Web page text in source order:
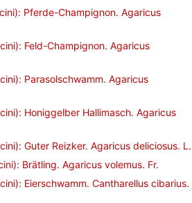
Pferde-Champignon. Agaricus
Feld-Champignon. Agaricus
Parasolschwamm. Agaricus
Honiggelber Hallimasch. Agaricus
Guter Reizker. Agaricus deliciosus. L.
Brätling. Agaricus volemus. Fr.
Eierschwamm. Cantharellus cibarius.